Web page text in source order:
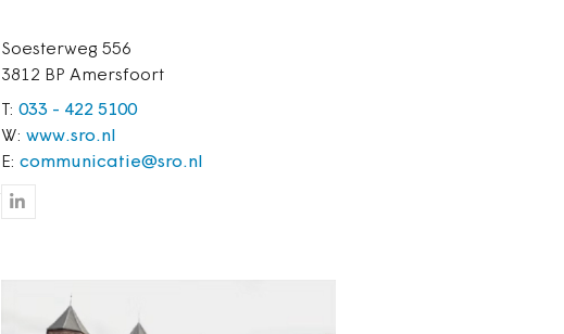
Soesterweg 556
3812 BP Amersfoort
T: 033 - 422 5100
W: www.sro.nl
E: communicatie@sro.nl